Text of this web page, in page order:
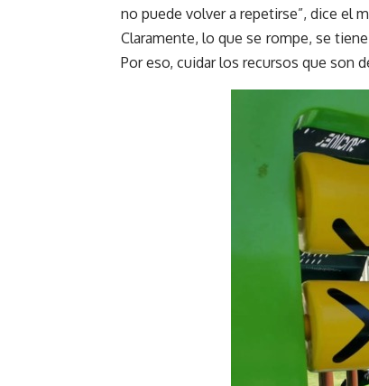
no puede volver a repetirse”, dice el
Claramente, lo que se rompe, se
Por eso, cuidar los recursos que son